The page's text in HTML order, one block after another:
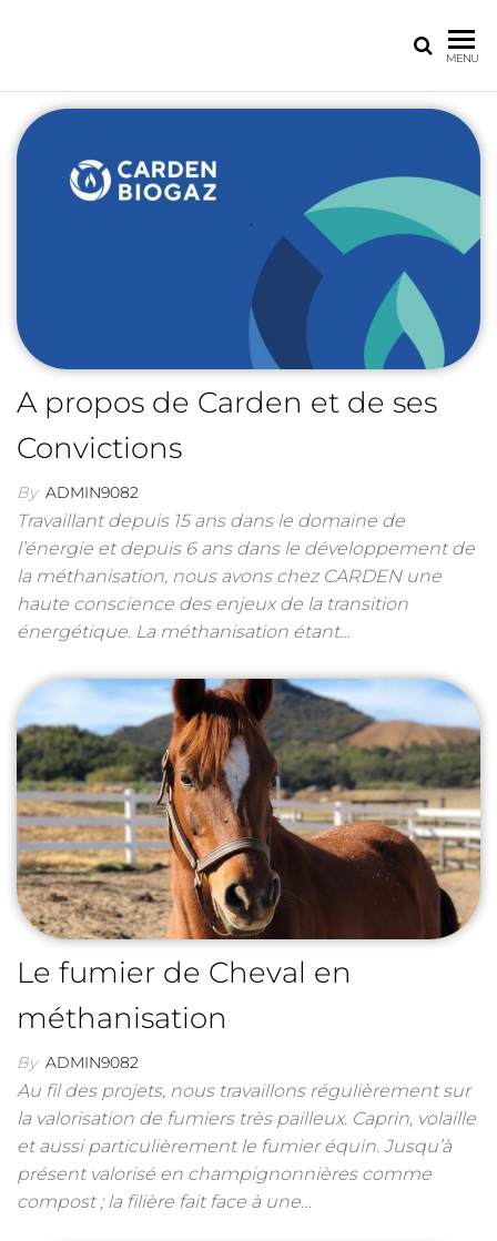
MENU
A propos de Carden et de ses
Convictions
By ADMIN9082
Travaillant depuis 15 ans dans le domaine de
l’énergie et depuis 6 ans dans le développement de
la méthanisation, nous avons chez CARDEN une
haute conscience des enjeux de la transition
énergétique. La méthanisation étant…
Le fumier de Cheval en
méthanisation
By ADMIN9082
Au fil des projets, nous travaillons régulièrement sur
la valorisation de fumiers très pailleux. Caprin, volaille
et aussi particulièrement le fumier équin. Jusqu’à
présent valorisé en champignonnières comme
compost ; la filière fait face à une…